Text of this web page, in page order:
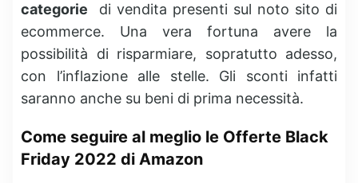
categorie di vendita presenti sul noto sito di
ecommerce. Una vera fortuna avere la
possibilità di risparmiare, sopratutto adesso,
con l’inflazione alle stelle. Gli sconti infatti
saranno anche su beni di prima necessità.
Come seguire al meglio le Offerte Black
Friday 2022 di Amazon